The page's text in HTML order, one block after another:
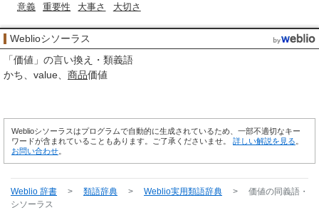
意義
重要性 大事さ 大切さ
Weblioシソーラス
「価値 」の言い換え・類義語
かち
value 商品価値
Weblioシソーラスはプログラムで自動的に生成されているため、一部不適切なキー
ワードが含まれていることもあります。ご了承くださいませ。 詳しい解説を見る
お問い合わせ
Weblio 辞書 > 類語辞典 > Weblio実用類語辞典 > 価値の同義語・
シソーラス